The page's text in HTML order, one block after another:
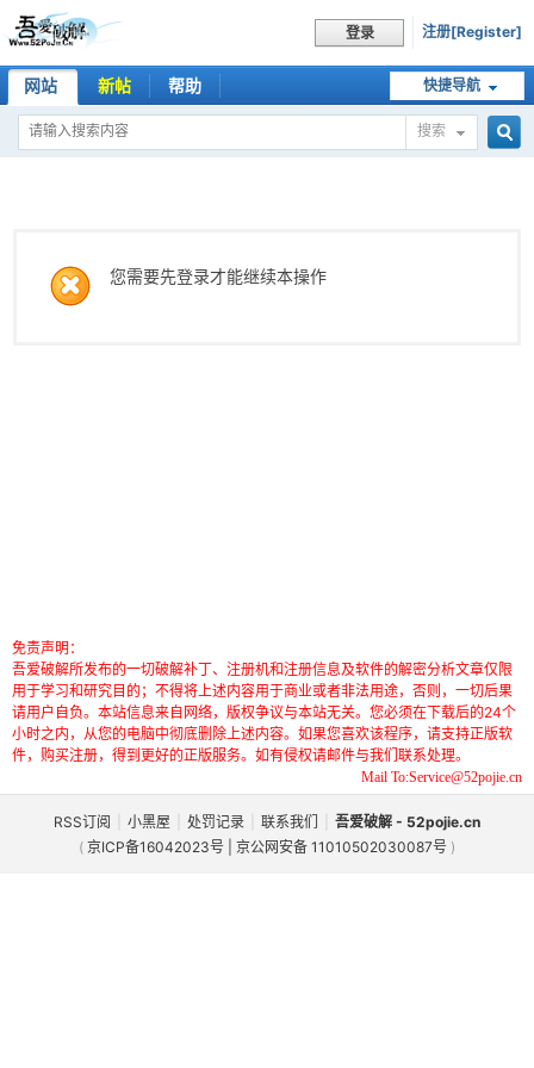
登录 注册[Register]
快捷导航
网站 新帖 帮助
搜索
您需要先登录才能继续本操作
免责声明：
吾爱破解所发布的一切破解补丁、注册机和注册信息及软件的解密分析文章仅限
用于学习和研究目的；不得将上述内容用于商业或者非法用途，否则，一切后果
请用户自负。本站信息来自网络，版权争议与本站无关。您必须在下载后的24个
小时之内，从您的电脑中彻底删除上述内容。如果您喜欢该程序，请支持正版软
件，购买注册，得到更好的正版服务。如有侵权请邮件与我们联系处理。
Mail To:Service@52pojie.cn
RSS订阅 小黑屋 处罚记录 联系我们
吾爱破解 - 52pojie.cn
( 京ICP备16042023号 | 京公网安备 11010502030087号 )